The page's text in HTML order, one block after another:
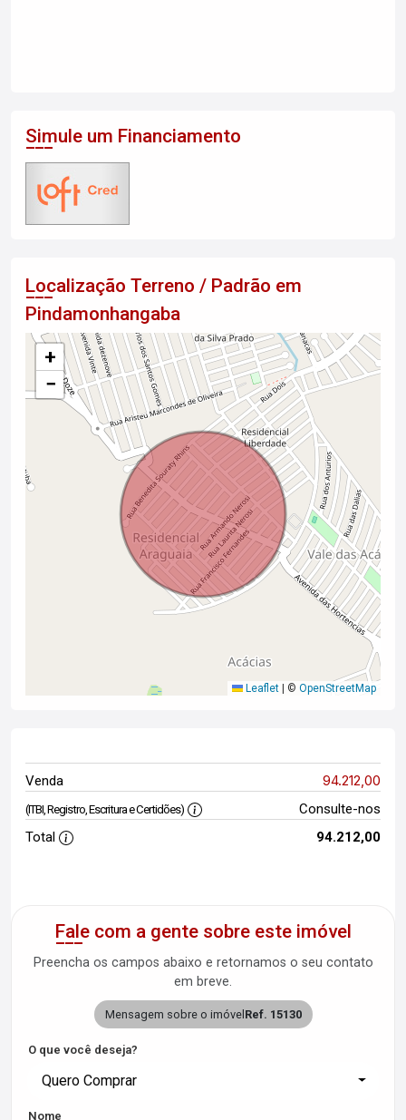
Simule um Financiamento
Localização Terreno / Padrão em
Pindamonhangaba
+
−
Leaflet | © OpenStreetMap
Venda 94.212,00
(ITBI, Registro, Escritura e Certidões)
Consulte-nos
Total
94.212,00
Fale com a gente sobre este imóvel
Preencha os campos abaixo e retornamos o seu contato
em breve.
Mensagem sobre o imóvelRef. 15130
O que você deseja?
Quero Comprar
Nome